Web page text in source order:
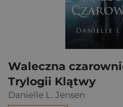
Waleczna
Trylogii Klątwy
Danielle L. Jensen